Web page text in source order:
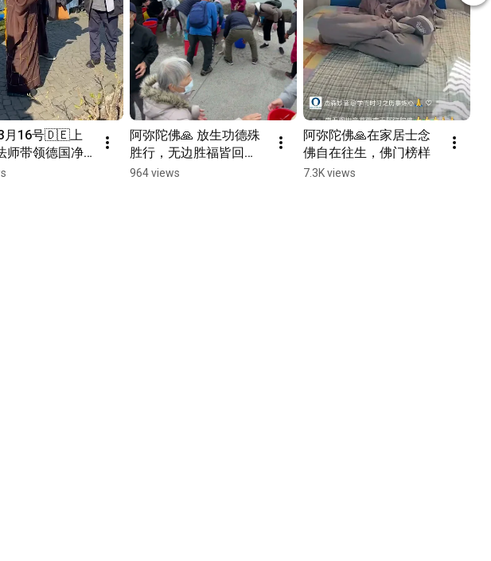
月16号🇩🇪上
师带领德国净
兄们放生活动
阿弥陀佛🙏 放生功德殊
胜行，无边胜福皆回
向。普愿沈溺诸众生，
964 views
阿弥陀佛🙏在家居士念
佛自在往生，佛门榜样
7.3K views